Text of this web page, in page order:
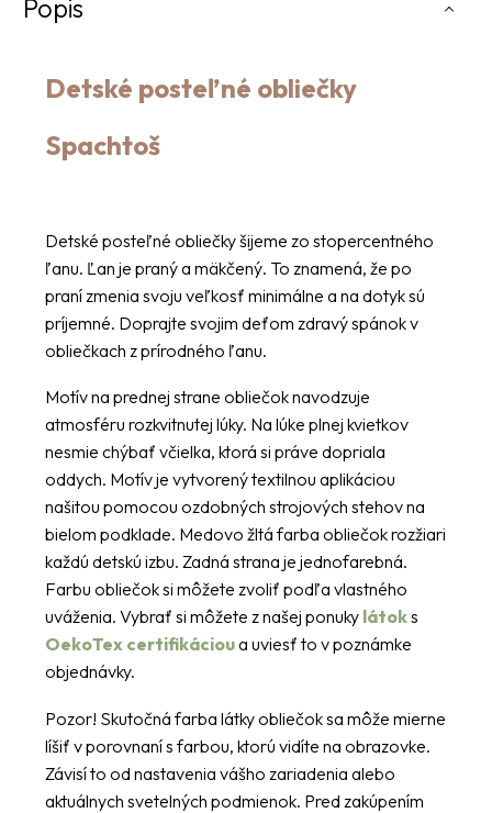
Popis
Detské posteľné obliečky
Spachtoš
Detské posteľné obliečky šijeme zo stopercentného
ľanu. Ľan je praný a mäkčený. To znamená, že po
praní zmenia svoju veľkosť minimálne a na dotyk sú
príjemné. Doprajte svojim deťom zdravý spánok v
obliečkach z prírodného ľanu.
Motív na prednej strane obliečok navodzuje
atmosféru rozkvitnutej lúky. Na lúke plnej kvietkov
nesmie chýbať včielka, ktorá si práve dopriala
oddych. Motív je vytvorený textilnou aplikáciou
našitou pomocou ozdobných strojových stehov na
bielom podklade. Medovo žltá farba obliečok rozžiari
každú detskú izbu. Zadná strana je jednofarebná.
Farbu obliečok si môžete zvoliť podľa vlastného
uváženia. Vybrať si môžete z našej ponuky látoks
OekoTex certifikácioua uviesť to v poznámke
objednávky.
Pozor! Skutočná farba látky obliečok sa môže mierne
líšiť v porovnaní s farbou, ktorú vidíte na obrazovke.
Závisí to od nastavenia vášho zariadenia alebo
aktuálnych svetelných podmienok. Pred zakúpením